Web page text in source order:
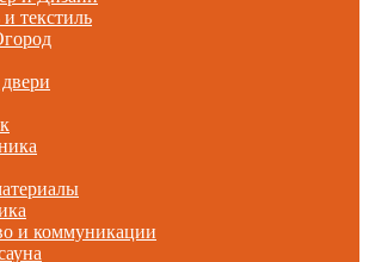
текстиль
и коммуникации